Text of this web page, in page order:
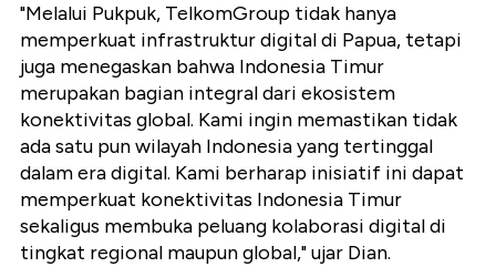
"Melalui Pukpuk, TelkomGroup tidak hanya
memperkuat infrastruktur digital di Papua, tetapi
juga menegaskan bahwa Indonesia Timur
merupakan bagian integral dari ekosistem
konektivitas global. Kami ingin memastikan tidak
ada satu pun wilayah Indonesia yang tertinggal
dalam era digital. Kami berharap inisiatif ini dapat
memperkuat konektivitas Indonesia Timur
sekaligus membuka peluang kolaborasi digital di
tingkat regional maupun global," ujar Dian.